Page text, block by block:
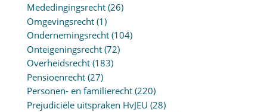
Mededingingsrecht(26)
Omgevingsrecht(1)
Ondernemingsrecht(104)
Onteigeningsrecht(72)
Overheidsrecht(183)
Pensioenrecht(27)
Personen- en familierecht(220)
Prejudiciële uitspraken HvJEU (28)